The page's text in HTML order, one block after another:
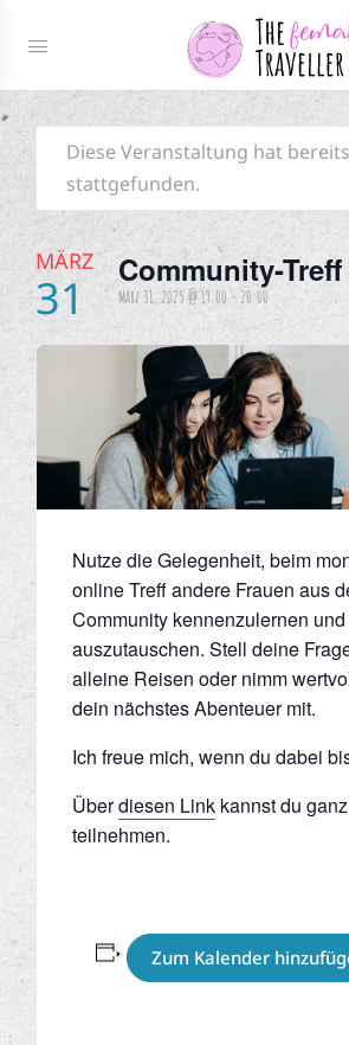
Diese Veranstaltung hat bereits
stattgefunden.
MÄRZ
31 Community-Treff
März 31, 2025 @ 19:00- 20:00
Nutze die Gelegenheit, beim
online Treff andere Frauen aus
Community kennenzulernen
auszutauschen. Stell deine
alleine Reisen oder nimm
dein nächstes Abenteuer mit.
Ich freue mich, wenn du dabei
Überdiesen Link kannst du
teilnehmen.
Zum Kalender